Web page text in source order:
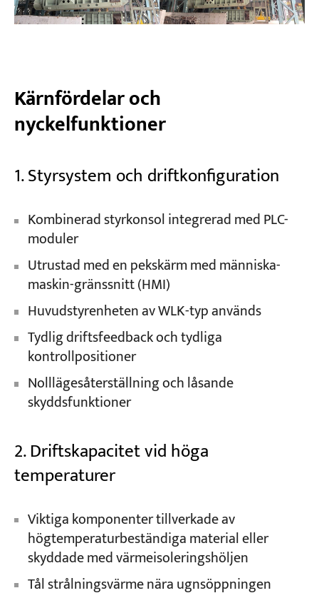
Kärnfördelar och
nyckelfunktioner
1. Styrsystem och driftkonfiguration
Kombinerad styrkonsol integrerad med PLC-
moduler
Utrustad med en pekskärm med människa-
maskin-gränssnitt (HMI)
Huvudstyrenheten av WLK-typ används
Tydlig driftsfeedback och tydliga
kontrollpositioner
Nolllägesåterställning och låsande
skyddsfunktioner
2. Driftskapacitet vid höga
temperaturer
Viktiga komponenter tillverkade av
högtemperaturbeständiga material eller
skyddade med värmeisoleringshöljen
Tål strålningsvärme nära ugnsöppningen